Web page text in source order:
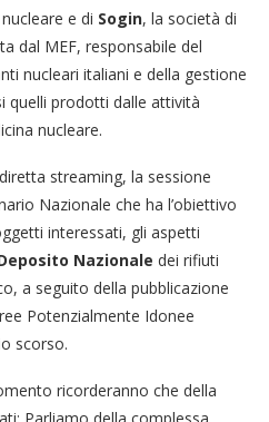
e di Sogin, la società di
dal MEF, responsabile del
nucleari italiani e della gestione
quelli prodotti dalle attività
nucleare.
streaming, la sessione
Nazionale che ha l’obiettivo
interessati, gli aspetti
Nazionale dei rifiuti
a seguito della pubblicazione
Potenzialmente Idonee
scorso.
ricorderanno che della
Parliamo della complessa